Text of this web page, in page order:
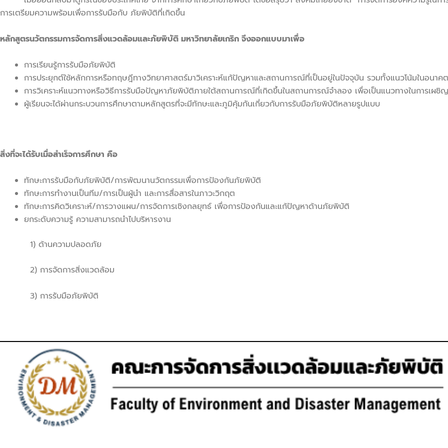
การเตรียมความพร้อมเพื่อการรับมือกับ ภัยพิบัติที่เกิดขึ้น
หลักสูตรนวัตกรรมการจัดการสิ่งแวดล้อมและภัยพิบัติ มหาวิทยาลัยเกริก จึงออกแบบมาเพื่อ
การเรียนรู้การรับมือภัยพิบัติ
การประยุกต์ใช้หลักการหรือทฤษฎีทางวิทยาศาสตร์มาวิเคราะห์แก้ปัญหาและสถานการณ์ที่เป็นอยู่ในปัจจุบัน รวมทั้งแนวโน้มในอนาคต
การวิเคราะห์แนวทางหรือวิธีการรับมือปัญหาภัยพิบัติภายใต้สถานการณ์ที่เกิดขึ้นในสถานการณ์จำลอง เพื่อเป็นแนวทางในการเผ
ผู้เรียนจะได้ผ่านกระบวนการศึกษาตามหลักสูตรที่จะมีทักษะและภูมิคุ้มกันเกี่ยวกับการรับมือภัยพิบัติหลายรูปแบบ
สิ่งที่จะได้รับเมื่อสำเร็จการศึกษา คือ
ทักษะการรับมือกับภัยพิบัติ/การพัฒนานวัตกรรมเพื่อการป้องกันภัยพิบัติ
ทักษะการทำงานเป็นทีม/การเป็นผู้นำ และการสื่อสารในภาวะวิกฤต
ทักษะการคิดวิเคราะห์/การวางแผน/การจัดการเชิงกลยุทธ์ เพื่อการป้องกันและแก้ปัญหาด้านภัยพิบัติ
ยกระดับความรู้ ความสามารถนำไปบริหารงาน
1) ด้านความปลอดภัย
2) การจัดการสิ่งแวดล้อม
3) การรับมือภัยพิบัติ